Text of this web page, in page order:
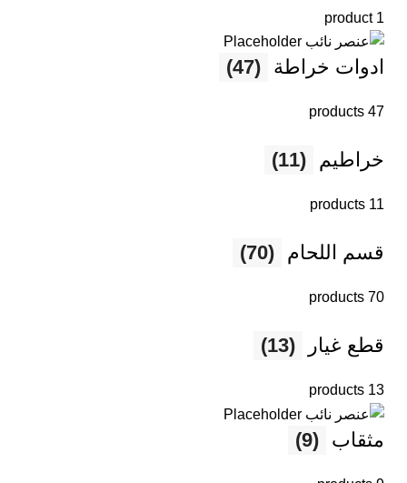
1 product
ادوات خراطة (47)
47 products
خراطيم (11)
11 products
قسم اللحام (70)
70 products
قطع غيار (13)
13 products
مثقاب (9)